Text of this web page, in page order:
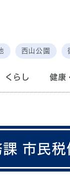
西山公園
くらし 健康
課 市民